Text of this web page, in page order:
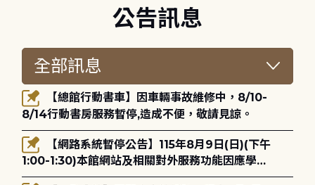
公告訊息
8/14行動書房服務暫停,造成不便，敬請見諒。
1:00-1:30)本館網站及相關對外服務功能因應學術
網路升級更新將暫停服務。